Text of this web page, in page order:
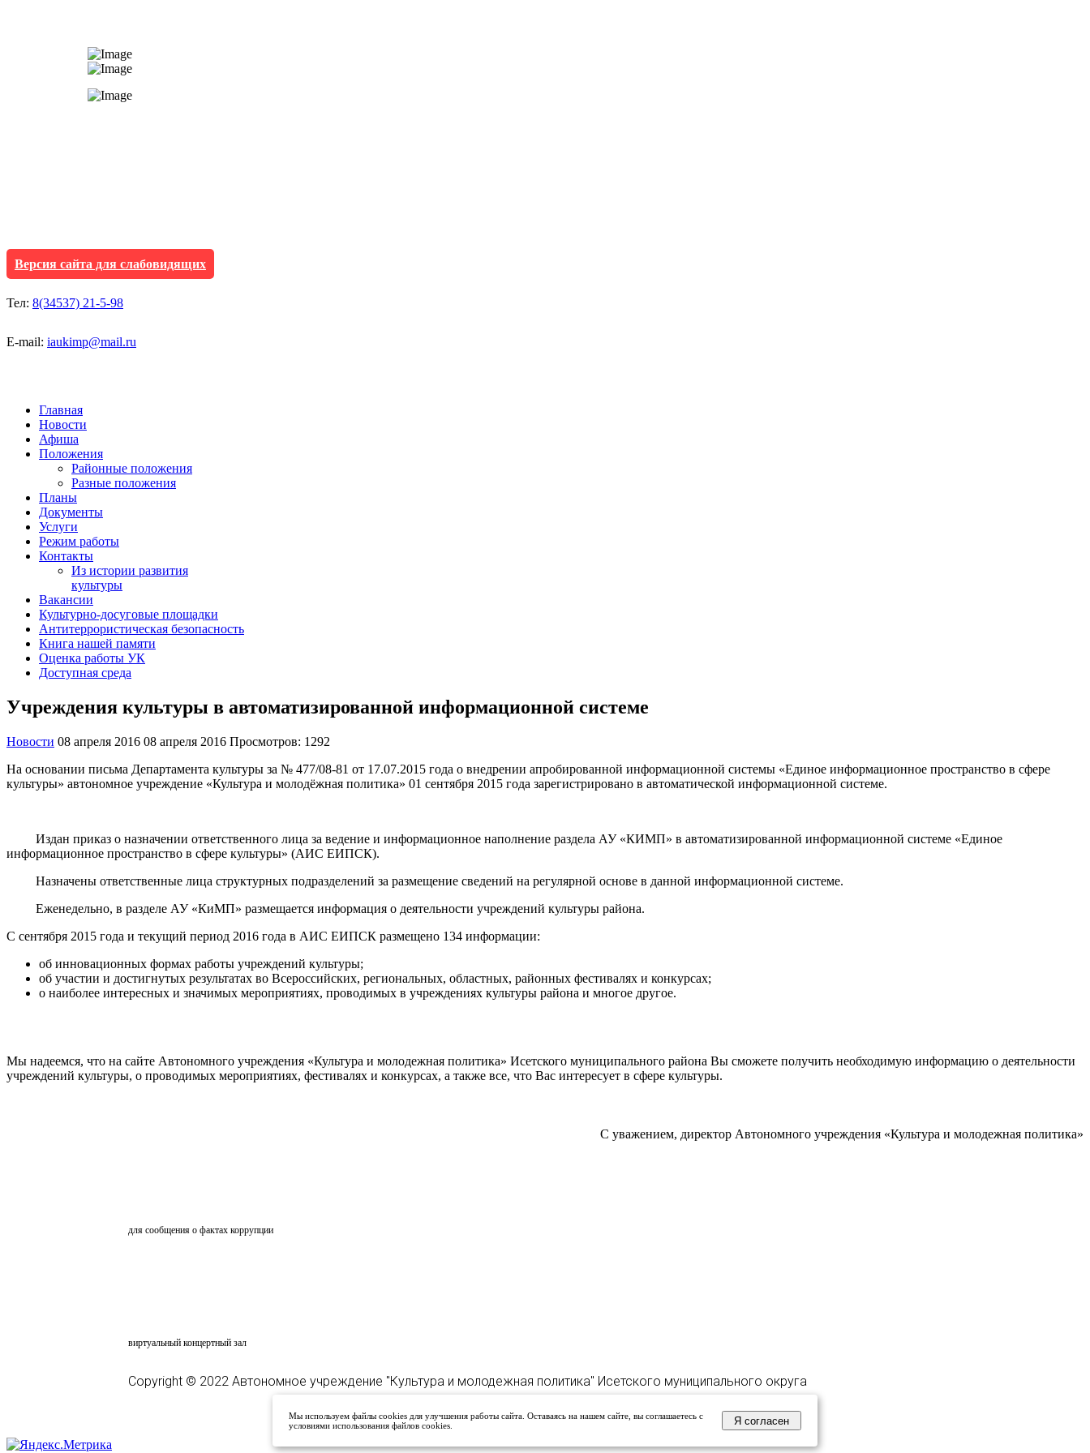
Версия сайта для слабовидящих
Тел: 8(34537) 21-5-98
E-mail: iaukimp@mail.ru
Главная
Новости
Афиша
Положения
Районные положения
Разные положения
Планы
Документы
Услуги
Режим работы
Контакты
Из истории развития
культуры
Вакансии
Культурно-досуговые площадки
Антитеррористическая безопасность
Книга нашей памяти
Оценка работы УК
Доступная среда
Учреждения культуры в автоматизированной информационной системе
Новости 08 апреля 2016 08 апреля 2016 Просмотров: 1292
На основании письма Департамента культуры за № 477/08-81 от 17.07.2015 года о внедрении апробированной информационной системы «Единое информационное пространство в сфере
культуры» автономное учреждение «Культура и молодёжная политика» 01 сентября 2015 года зарегистрировано в автоматической информационной системе.
Издан приказ о назначении ответственного лица за ведение и информационное наполнение раздела АУ «КИМП» в автоматизированной информационной системе «Единое
информационное пространство в сфере культуры» (АИС ЕИПСК).
Назначены ответственные лица структурных подразделений за размещение сведений на регулярной основе в данной информационной системе.
Еженедельно, в разделе АУ «КиМП» размещается информация о деятельности учреждений культуры района.
С сентября 2015 года и текущий период 2016 года в АИС ЕИПСК размещено 134 информации:
об инновационных формах работы учреждений культуры;
об участии и достигнутых результатах во Всероссийских, региональных, областных, районных фестивалях и конкурсах;
о наиболее интересных и значимых мероприятиях, проводимых в учреждениях культуры района и многое другое.
Мы надеемся, что на сайте Автономного учреждения «Культура и молодежная политика» Исетского муниципального района Вы сможете получить необходимую информацию о деятельности
учреждений культуры, о проводимых мероприятиях, фестивалях и конкурсах, а также все, что Вас интересует в сфере культуры.
С уважением, директор Автономного учреждения «Культура и молодежная политика»
для сообщения о фактах коррупции
виртуальный концертный зал
Copyright © 2022 Автономное учреждение "Культура и молодежная политика" Исетского муниципального округа
Мы используем файлы cookies для улучшения работы сайта. Оставаясь на нашем сайте, вы соглашаетесь с
условиями использования файлов cookies.
Я согласен